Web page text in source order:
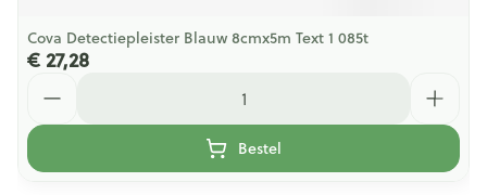
Cova Detectiepleister Blauw 8cmx5m Text 1 085t
€ 27,28
Bestel